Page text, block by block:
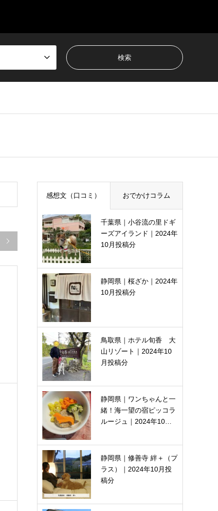

感想文（口コミ） おでかけコラム
千葉県｜小谷流の里ドギ
ーズアイランド｜2024年
10月投稿分
静岡県｜桜ざか｜2024年
10月投稿分
鳥取県｜ホテル旬香 大
山リゾート｜2024年10
月投稿分
静岡県｜ワンちゃんと一
緒！海一望の宿ピッコラ
ルージュ｜2024年10…
静岡県｜修善寺 絆＋（プ
ラス）｜2024年10月投
稿分